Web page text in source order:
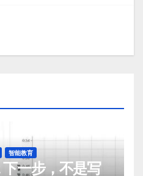
智能教育
一步，不是写